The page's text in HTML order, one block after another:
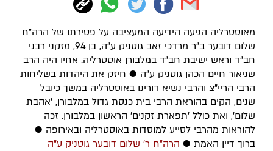
מאוסטרליה הגיעה הידיעה המעציבה על פטירתו של הרה״ח
שלום דובער ב"ר מרדכי זאב גוטניק ע"ה, בן 94, מזקני רבני
חב"ד וראש ישיבת חב"ד במלבורן אוסטרליה. אחיו היה הרב
שניאור חיים הכהן גוטניק ע"ה ● חיזק את היהדות בשליחות
הרבי הריי"צ והרבי נשיא דורינו באוסטרליה במשך כיובל
שנים, הקים בהוראת הרבי בית כנסת גדול במלבורן, 'אהבת
שלום', ואת כולל 'תפארת זקנים' הראשון במלבורן. זכה
להוראות מהרבי לסייע למוסדות באוסטרליה ובאירופה ●
ברוך דיין האמת ● הרה״ח ר' שלום דובער גוטניק ע"ה